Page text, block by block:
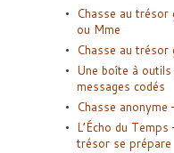
Chasse au trésor
ou Mme
Chasse au trésor
Une boîte à
messages codés
Chasse
L’Écho du
trésor se prépare